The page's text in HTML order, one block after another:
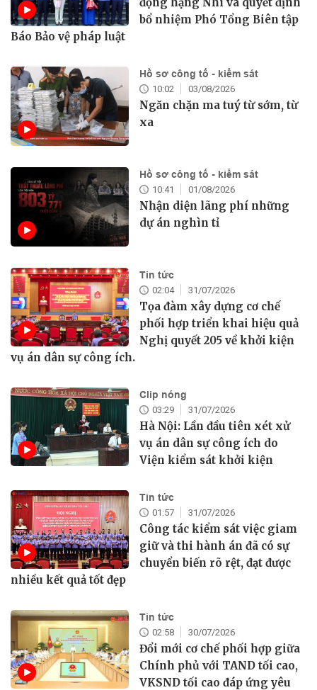
động hạng Nhì và quyết định
bổ nhiệm Phó Tổng Biên tập
Báo Bảo vệ pháp luật
Hồ sơ công tố - kiểm sát
10:02 03/08/2026
Ngăn chặn ma tuý từ sớm, từ
xa
Hồ sơ công tố - kiểm sát
10:41 01/08/2026
Nhận diện lãng phí những
dự án nghìn tỉ
Tin tức
02:04 31/07/2026
Tọa đàm xây dựng cơ chế
phối hợp triển khai hiệu quả
Nghị quyết 205 về khởi kiện
vụ án dân sự công ích.
Clip nóng
03:29 31/07/2026
Hà Nội: Lần đầu tiên xét xử
vụ án dân sự công ích do
Viện kiểm sát khởi kiện
Tin tức
01:57 31/07/2026
Công tác kiểm sát việc giam
giữ và thi hành án đã có sự
chuyển biến rõ rệt, đạt được
nhiều kết quả tốt đẹp
Tin tức
02:58 30/07/2026
Đổi mới cơ chế phối hợp giữa
Chính phủ với TAND tối cao,
VKSND tối cao đáp ứng yêu